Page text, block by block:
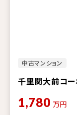
中古マンション
千里関大前コー
1,780 万円